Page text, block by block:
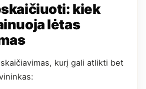
kiek
lėtas
kurį gali atlikti bet